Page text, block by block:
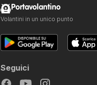
Portavolantino
Volantini in un unico punto
Seguici